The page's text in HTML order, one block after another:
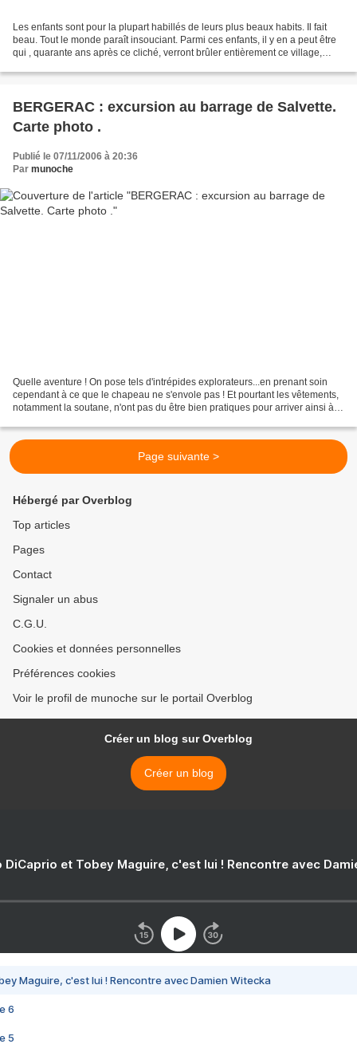
Les enfants sont pour la plupart habillés de leurs plus beaux habits. Il fait
beau. Tout le monde paraît insouciant. Parmi ces enfants, il y en a peut être
qui , quarante ans après ce cliché, verront brûler entièrement ce village,
BERGERAC : excursion au barrage de Salvette.
Carte photo .
Publié le 07/11/2006 à 20:36
Par munoche
Quelle aventure ! On pose tels d'intrépides explorateurs...en prenant soin
cependant à ce que le chapeau ne s'envole pas ! Et pourtant les vêtements,
notamment la soutane, n'ont pas du être bien pratiques pour arriver ainsi à
Page suivante >
Hébergé par Overblog
Top articles
Pages
Contact
Signaler un abus
C.G.U.
Cookies et données personnelles
Préférences cookies
Voir le profil de munoche sur le portail Overblog
Créer un blog sur Overblog
Créer un blog
DiCaprio et Tobey Maguire, c'est lui ! Rencontre avec
Maguire, c'est lui ! Rencontre avec Damien Witecka
6
5